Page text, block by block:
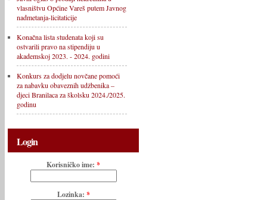
vlasništvu Općine Vareš putem Javnog
nadmetanja-licitaticije
Konačna lista studenata koji su
ostvarili pravo na stipendiju u
akademskoj 2023. - 2024. godini
Konkurs za dodjelu novčane pomoći
za nabavku obaveznih udžbenika –
djeci Branilaca za školsku 2024./2025.
godinu
Login
Korisničko ime: *
Lozinka: *